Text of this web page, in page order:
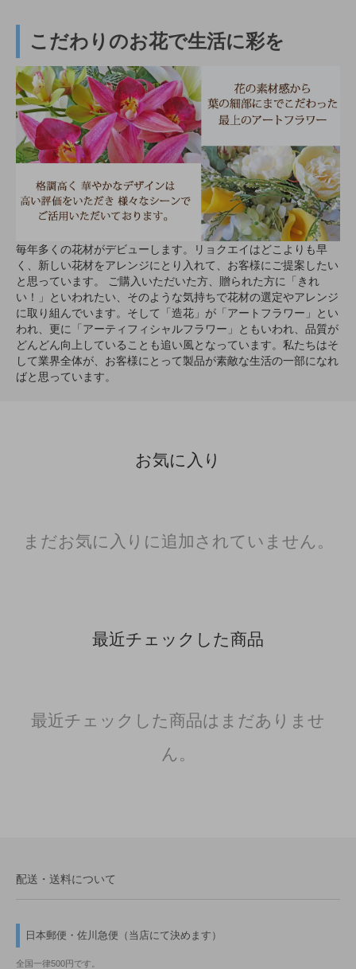
こだわりのお花で生活に彩を
毎年多くの花材がデビューします。リョクエイはどこよりも早
く、新しい花材をアレンジにとり入れて、お客様にご提案したい
と思っています。 ご購入いただいた方、贈られた方に「きれ
い！」といわれたい、そのような気持ちで花材の選定やアレンジ
に取り組んでいます。そして「造花」が「アートフラワー」とい
われ、更に「アーティフィシャルフラワー」ともいわれ、品質が
どんどん向上していることも追い風となっています。私たちはそ
して業界全体が、お客様にとって製品が素敵な生活の一部になれ
ばと思っています。
お気に入り
まだお気に入りに追加されていません。
最近チェックした商品
最近チェックした商品はまだありませ
ん。
配送・送料について
日本郵便・佐川急便（当店にて決めます）
全国一律500円です。